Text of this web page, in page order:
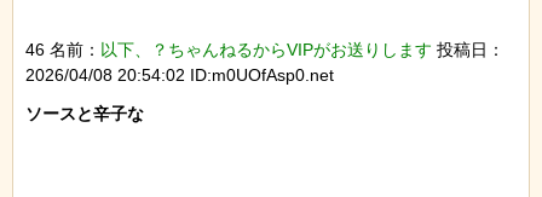
46 名前： 以下、？ちゃんねるからVIPがお送りします 投稿日：
2026/04/08 20:54:02 ID:m0UOfAsp0.net
ソースと辛子な